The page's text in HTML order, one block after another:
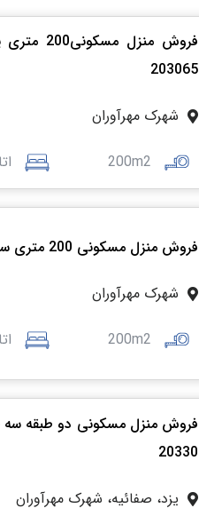
فروش
203065
شهرک مهرآوران
200m2
فروش منزل مسکونی 200 متری سه طبقه مهرآوران کد203062
شهرک مهرآوران
200m2
20330
یزد، صفائیه، شهرک مهرآوران